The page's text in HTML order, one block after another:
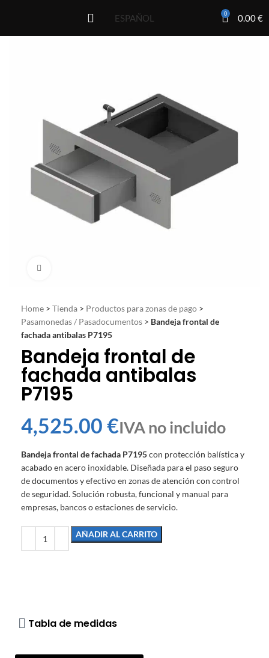
ESPAÑOL 0 0.00€
Home > Tienda > Productos para zonas de pago >
Pasamonedas / Pasadocumentos > Bandeja frontal de
fachada antibalas P7195
Bandeja frontal de
fachada antibalas
P7195
€
Bandeja frontal de fachada P7195con protección balística y
acabado en acero inoxidable. Diseñada para el paso seguro
de documentos y efectivo en zonas de atención con control
de seguridad. Solución robusta, funcional y manual para
empresas, bancos o estaciones de servicio.
AÑADIR AL CARRITO
Tabla de medidas